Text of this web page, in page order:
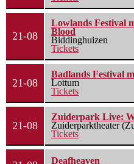
21-08
Lowlands Festival
Blood
Biddinghuizen
Tickets
21-08
Badlands Festival
Lottum
Tickets
21-08
Zuiderpark Live:
Zuiderparktheater
Tickets
Deafheaven